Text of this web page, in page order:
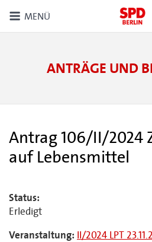
MENÜ
ANTRÄGE UND
Antrag 106/II/2024
auf Lebensmittel
Status:
Erledigt
Veranstaltung: II/2024 LPT